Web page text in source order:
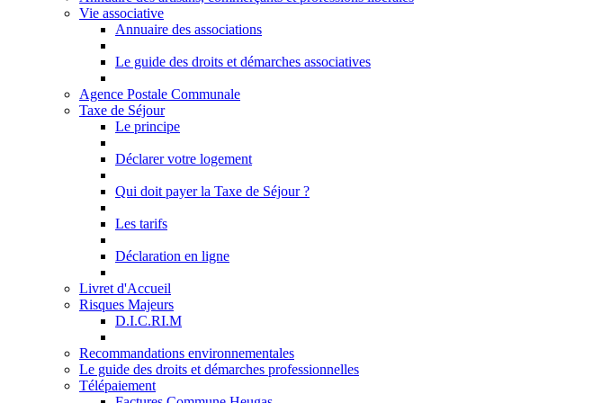
Vie associative
Annuaire des associations
Le guide des droits et démarches associatives
Agence Postale Communale
Taxe de Séjour
Le principe
Déclarer votre logement
Qui doit payer la Taxe de Séjour ?
Les tarifs
Déclaration en ligne
Livret d'Accueil
Risques Majeurs
D.I.C.RI.M
Recommandations environnementales
Le guide des droits et démarches professionnelles
Télépaiement